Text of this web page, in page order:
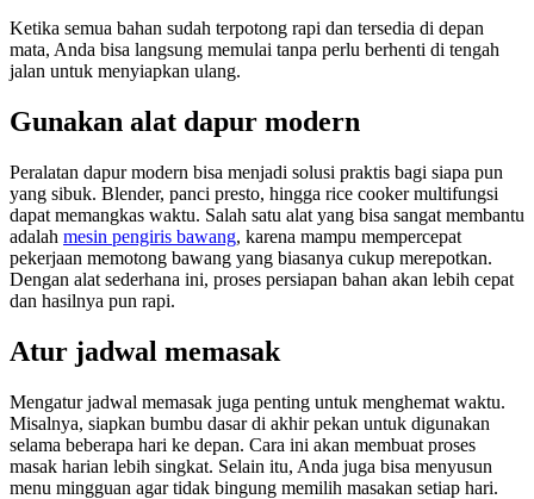
Ketika semua bahan sudah terpotong rapi dan tersedia di depan
mata, Anda bisa langsung memulai tanpa perlu berhenti di tengah
jalan untuk menyiapkan ulang.
Gunakan alat dapur modern
Peralatan dapur modern bisa menjadi solusi praktis bagi siapa pun
yang sibuk. Blender, panci presto, hingga rice cooker multifungsi
dapat memangkas waktu. Salah satu alat yang bisa sangat membantu
adalah mesin pengiris bawang, karena mampu mempercepat
pekerjaan memotong bawang yang biasanya cukup merepotkan.
Dengan alat sederhana ini, proses persiapan bahan akan lebih cepat
dan hasilnya pun rapi.
Atur jadwal memasak
Mengatur jadwal memasak juga penting untuk menghemat waktu.
Misalnya, siapkan bumbu dasar di akhir pekan untuk digunakan
selama beberapa hari ke depan. Cara ini akan membuat proses
masak harian lebih singkat. Selain itu, Anda juga bisa menyusun
menu mingguan agar tidak bingung memilih masakan setiap hari.